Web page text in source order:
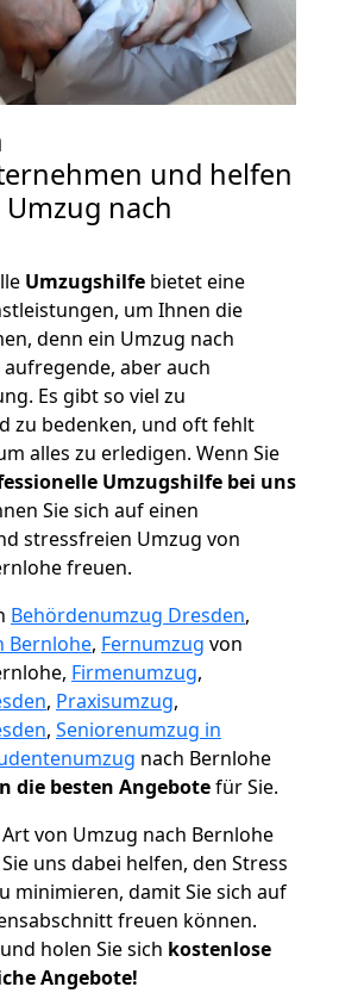
und helfen
nach
Umzugshilfe bietet eine
um Ihnen die
denn ein Umzug nach
aber auch
Es gibt so viel zu
zu bedenken, und oft fehlt
alles zu erledigen. Wenn Sie
Umzugshilfe bei uns
Sie sich auf einen
stressfreien Umzug von
freuen.
Behördenumzug Dresden,
Bernlohe, Fernumzug von
Firmenumzug,
, Praxisumzug,
, Seniorenumzug in
nach Bernlohe
die besten Angebotefür Sie.
von Umzug nach Bernlohe
uns dabei helfen, den Stress
minimieren, damit Sie sich auf
freuen können.
holen Sie sich kostenlose
Angebote!